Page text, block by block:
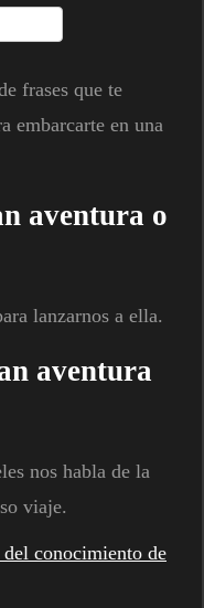
frases que te
embarcarte en una
aventura o
lanzarnos a ella.
aventura
nos habla de la
viaje.
conocimiento de